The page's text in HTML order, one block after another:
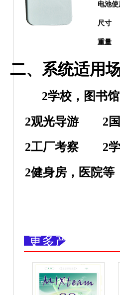
电池
尺寸
重量
二、系统适用
2学校，图书馆
2观光导游 2
2工厂考察 2
2健身房，医院等
更多产品